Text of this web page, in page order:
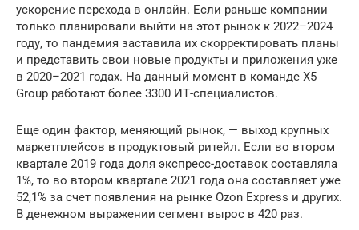
ускорение перехода в онлайн. Если раньше компании
только планировали выйти на этот рынок к 2022–2024
году, то пандемия заставила их скорректировать планы
и представить свои новые продукты и приложения уже
в 2020–2021 годах. На данный момент в команде X5
Group работают более 3300 ИТ-специалистов.
Еще один фактор, меняющий рынок, — выход крупных
маркетплейсов в продуктовый ритейл. Если во втором
квартале 2019 года доля экспресс-доставок составляла
1%, то во втором квартале 2021 года она составляет уже
52,1% за счет появления на рынке Ozon Express и других.
В денежном выражении сегмент вырос в 420 раз.